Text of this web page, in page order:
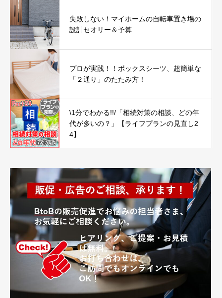
失敗しない！マイホームの自転車置き場の
設計セオリー＆予算
プロが実践！！ボックスシーツ、超簡単な
「２通り」のたたみ方！
\1分でわかる!!/「相続対策の相談、どの年
代が多いの？」【ライフプランの見直し2
4】